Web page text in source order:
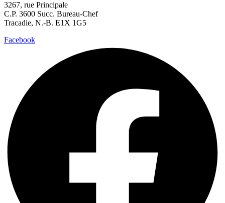
3267, rue Principale
C.P. 3600 Succ. Bureau-Chef
Tracadie, N.-B. E1X 1G5
Facebook